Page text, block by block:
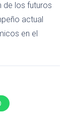
de los futuros
actual
en el